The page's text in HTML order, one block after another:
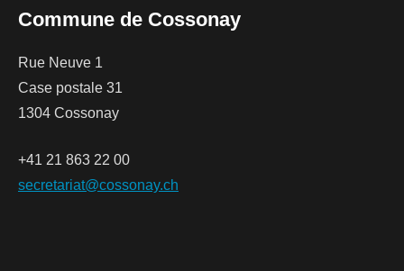
Commune de Cossonay
Rue Neuve 1
Case postale 31
1304 Cossonay
+41 21 863 22 00
secretariat@cossonay.ch